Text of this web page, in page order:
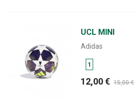
UCL MINI
Adidas
1
12,00 € 15,00 €